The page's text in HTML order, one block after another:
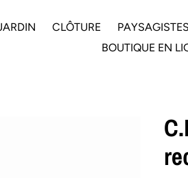
CLÔTURE PAYSAGISTES
BOUTIQUE EN